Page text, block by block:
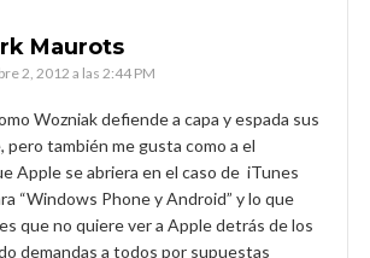
Maurots
2, 2012 a las 2:44 PM
Wozniak defiende a capa y espada sus
también me gusta como a el
Apple se abriera en el caso de iTunes
“Windows Phone y Android” y lo que
que no quiere ver a Apple detrás de los
demandas a todos por supuestas